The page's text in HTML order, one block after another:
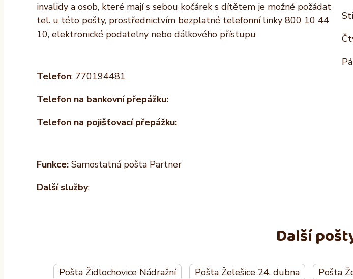
invalidy a osob, které mají s sebou kočárek s dítětem je možné požádat
tel. u této pošty, prostřednictvím bezplatné telefonní linky 800 10 44
10, elektronické podatelny nebo dálkového přístupu
Telefon: 770194481
Telefon na bankovní přepážku:
Telefon na pojišťovací přepážku:
Funkce: Samostatná pošta Partner
Další služby:
Další
Pošta Židlochovice Nádražní Pošta Želešice 24. dubna Pošta